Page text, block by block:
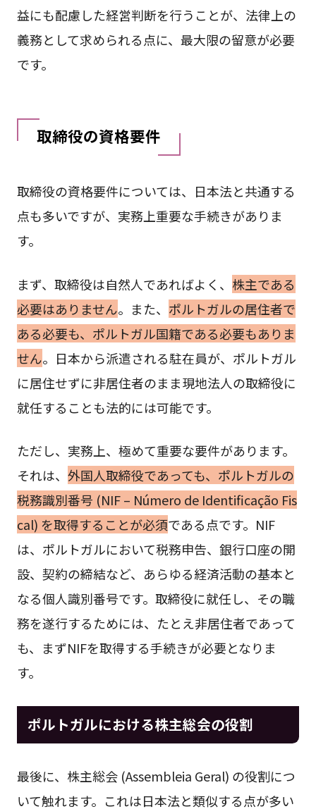
益にも配慮した経営判断を行うことが、法律上の
義務として求められる点に、最大限の留意が必要
です。
取締役の資格要件
取締役の資格要件については、日本法と共通する
点も多いですが、実務上重要な手続きがありま
す。
まず、取締役は自然人であればよく、 株主である
必要はありません。また、 ポルトガルの居住者で
ある必要も、ポルトガル国籍である必要もありま
せん。日本から派遣される駐在員が、ポルトガル
に居住せずに非居住者のまま現地法人の取締役に
就任することも法的には可能です。
ただし、実務上、極めて重要な要件があります。
それは、 外国人取締役であっても、ポルトガルの
税務識別番号 (NIF – Número de Identificação Fis
cal) を取得することが必須である点です。NIF
は、ポルトガルにおいて税務申告、銀行口座の開
設、契約の締結など、あらゆる経済活動の基本と
なる個人識別番号です。取締役に就任し、その職
務を遂行するためには、たとえ非居住者であって
も、まずNIFを取得する手続きが必要となりま
す。
ポルトガルにおける株主総会の役割
最後に、株主総会 (Assembleia Geral) の役割につ
いて触れます。これは日本法と類似する点が多い